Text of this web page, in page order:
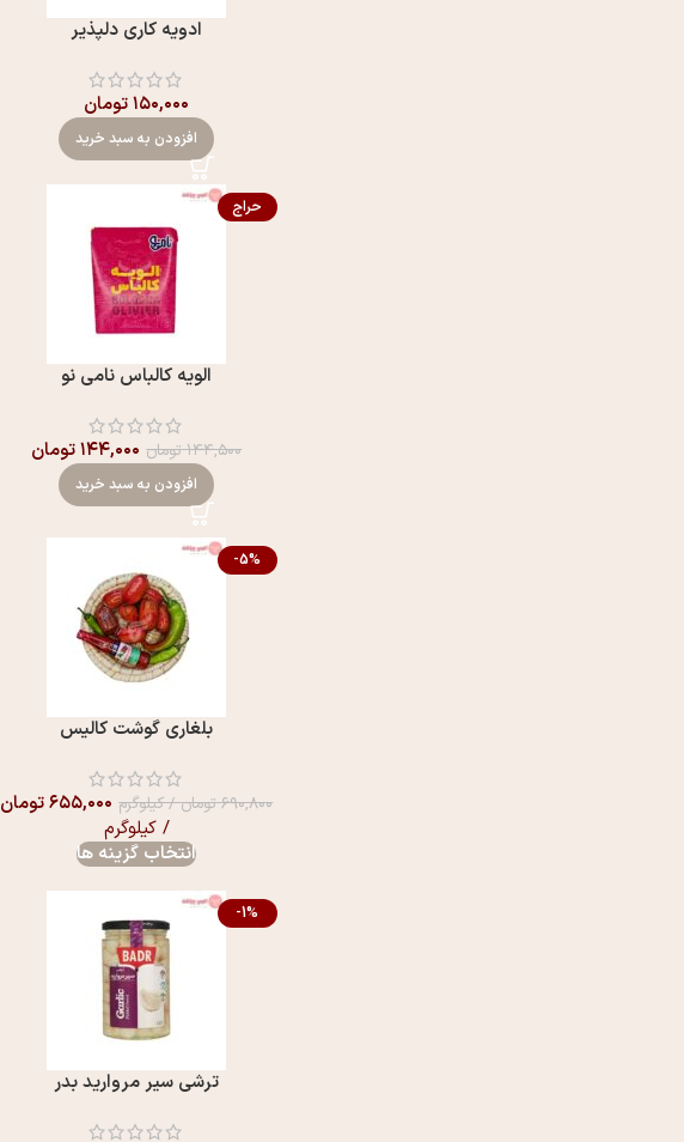
ادویه کاری دلپذیر
۱۵۰,۰۰۰تومان
افزودن به سبد خرید
حراج
الویه کالباس نامی نو
۱۴۴,۵۰۰تومان ۱۴۴,۰۰۰تومان
افزودن به سبد خرید
-5%
بلغاری گوشت کالیس
۶۹۰,۸۰۰تومان/ کیلوگرم ۶۵۵,۰۰۰تومان
/ کیلوگرم
انتخاب گزینه ها
-1%
ترشی سیر مروارید بدر